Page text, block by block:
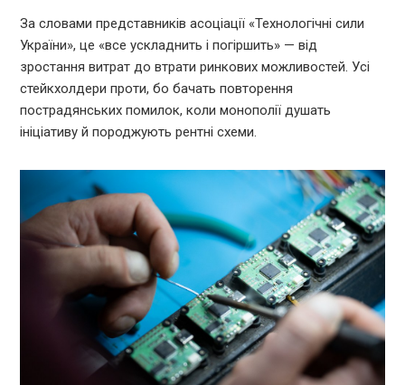
За словами представників асоціації «Технологічні сили
України», це «все ускладнить і погіршить» — від
зростання витрат до втрати ринкових можливостей. Усі
стейкхолдери проти, бо бачать повторення
пострадянських помилок, коли монополії душать
ініціативу й породжують рентні схеми.